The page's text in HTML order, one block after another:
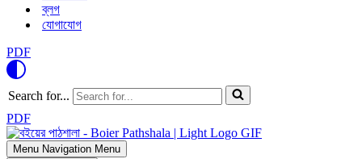
ব্লগ
যোগাযোগ
PDF
Search for...
PDF
Menu Navigation Menu